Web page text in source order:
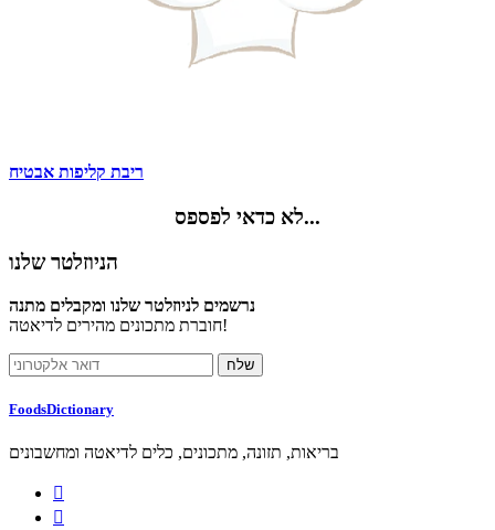
ריבת קליפות אבטיח
לא כדאי לפספס...
הניוזלטר שלנו
נרשמים לניוזלטר שלנו ומקבלים מתנה
חוברת מתכונים מהירים לדיאטה!
FoodsDictionary
בריאות, תזונה, מתכונים, כלים לדיאטה ומחשבונים

